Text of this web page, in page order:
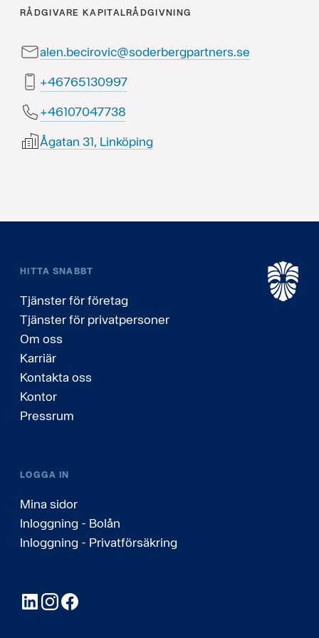
RÅDGIVARE KAPITALRÅDGIVNING
alen.becirovic@soderbergpartners.se
79903156764+
83774070164+
Ågatan 31, Linköping
HITTA SNABBT
Tjänster för företag
Tjänster för privatpersoner
Om oss
Karriär
Kontakta oss
Kontor
Pressrum
LOGGA IN
Mina sidor
Inloggning - Bolån
Inloggning - Privatförsäkring
LinkedInInstagram